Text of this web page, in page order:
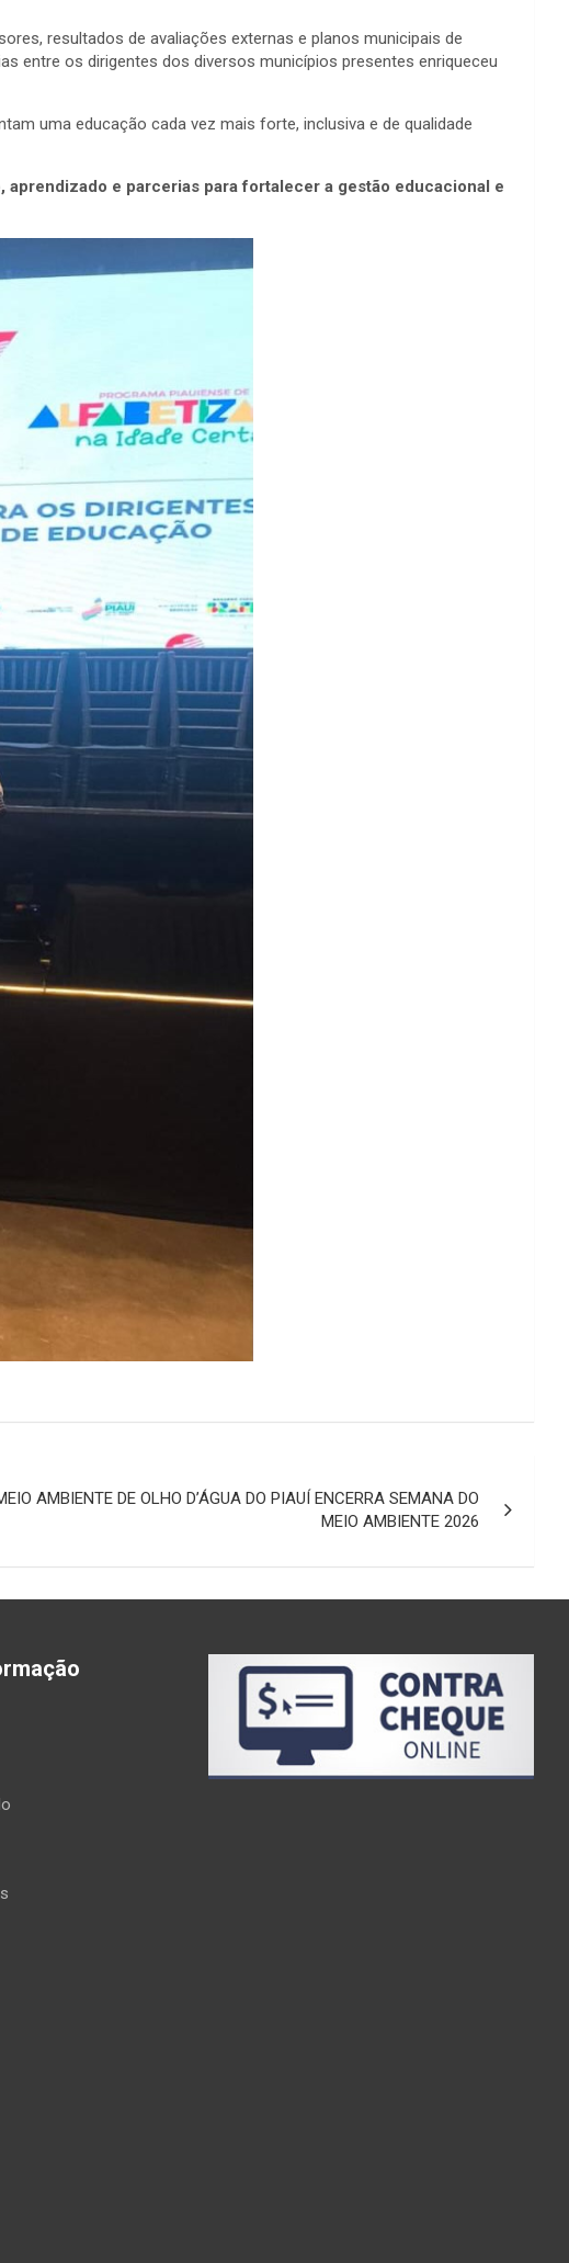
resultados de avaliações externas e planos municipais de
entre os dirigentes dos diversos municípios presentes enriqueceu
uma educação cada vez mais forte, inclusiva e de qualidade
aprendizado e parcerias para fortalecer a gestão educacional e
AMBIENTE DE OLHO D’ÁGUA DO PIAUÍ ENCERRA SEMANA DO
MEIO AMBIENTE 2026